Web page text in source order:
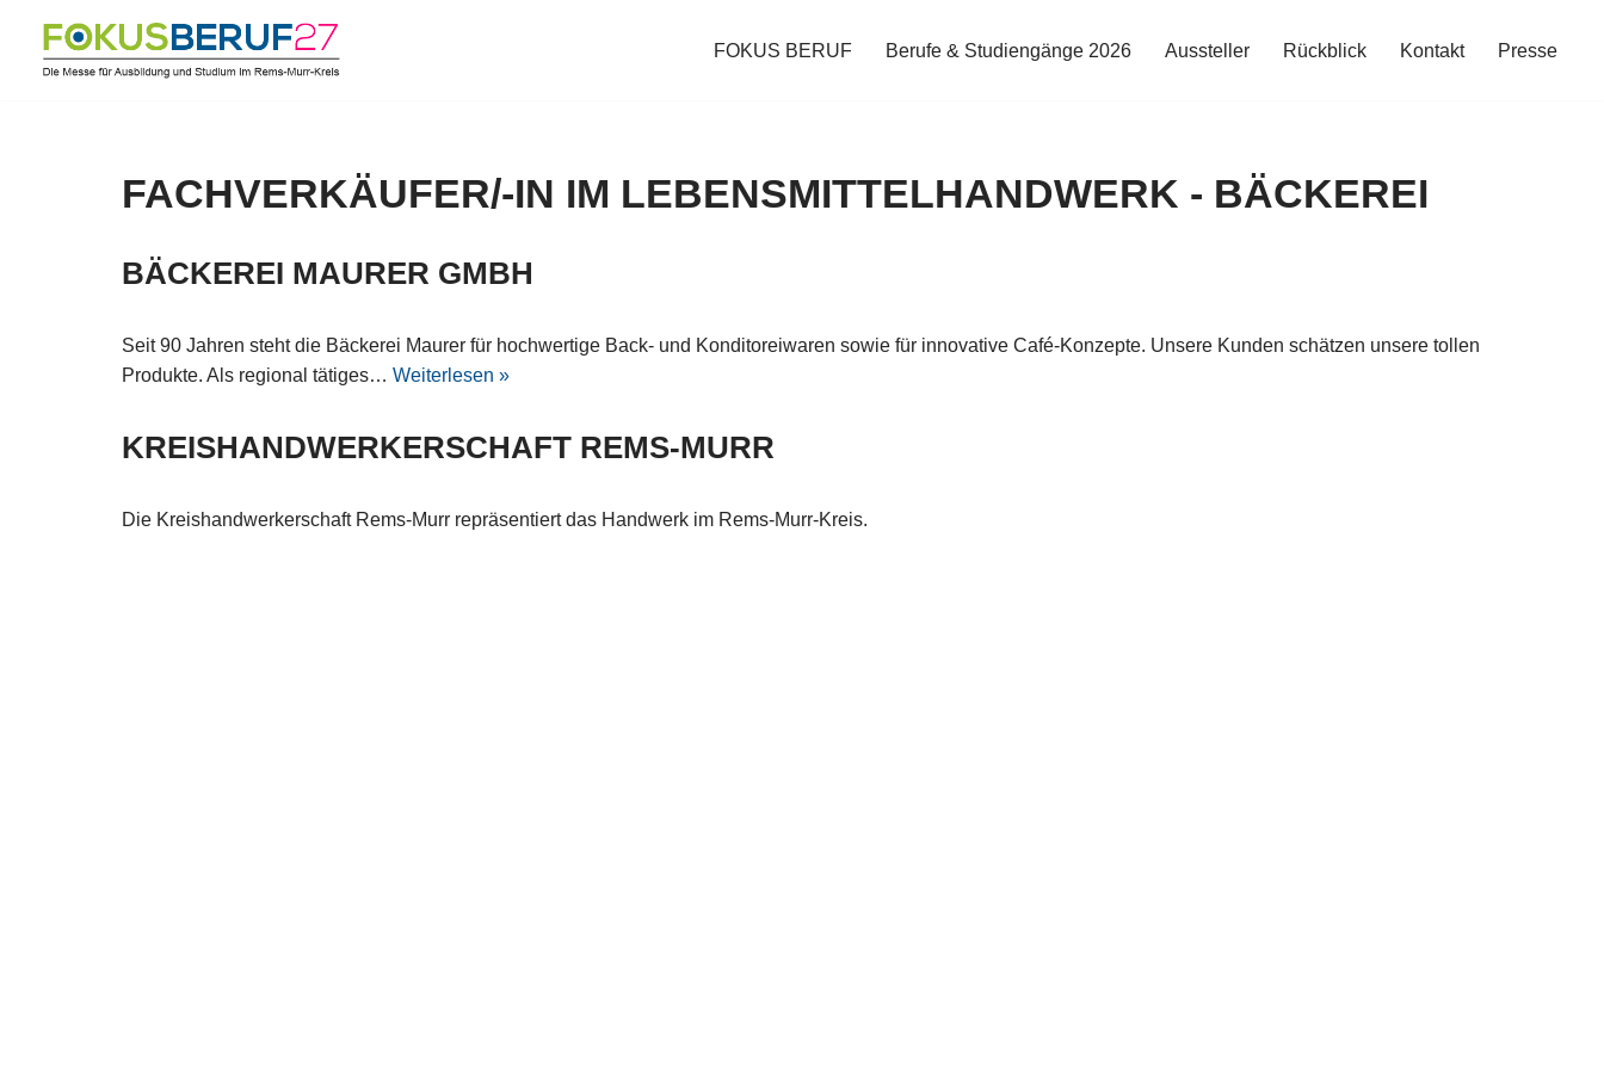
Zum
FOKUS BERUF Berufe & Studiengänge 2026 Aussteller Rückblick Kontakt Presse
FACHVERKÄUFER/-IN IM LEBENSMITTELHANDWERK - BÄCKEREI
BÄCKEREI MAURER GMBH
Seit 90 Jahren steht die Bäckerei Maurer für hochwertige Back- und Konditoreiwaren sowie für innovative Café-Konzepte. Unsere Kunden schätzen unsere tollen
Produkte. Als regional tätiges… Weiterlesen »
KREISHANDWERKERSCHAFT REMS-MURR
Die Kreishandwerkerschaft Rems-Murr repräsentiert das Handwerk im Rems-Murr-Kreis.